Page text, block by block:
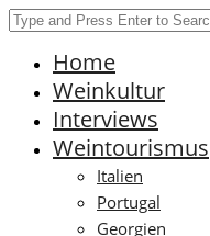
Home
Weinkultur
Interviews
Weintourismus
Italien
Portugal
Georgien